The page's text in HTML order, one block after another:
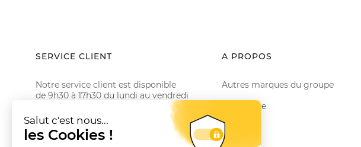
SERVICE CLIENT
Notre service client est disponible
de 9h30 à 17h30 du lundi au vendredi
Emailhello@coliseeparis.fr
Téléphone 01 78 35 10 20
A PROPOS
Autres marques du groupe
La marque
Le Club